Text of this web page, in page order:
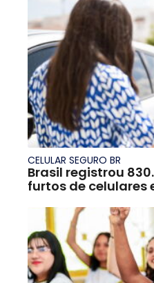
CELULAR SEGURO BR
Brasil registrou
furtos de celulares